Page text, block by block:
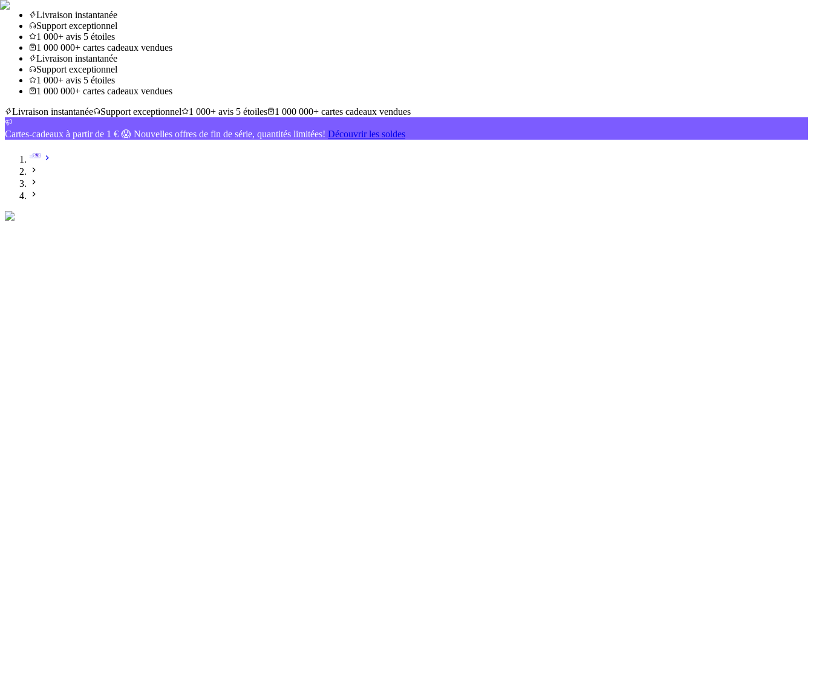
Livraison instantanée
Support exceptionnel
1 000+ avis 5 étoiles
1 000 000+ cartes cadeaux vendues
Livraison instantanée
Support exceptionnel
1 000+ avis 5 étoiles
1 000 000+ cartes cadeaux vendues
Livraison instantanée
Support exceptionnel 1 000+ avis 5 étoiles 1 000 000+ cartes cadeaux vendues
Cartes-cadeaux à partir de 1 € 😱 Nouvelles offres de fin de série, quantités limitées! Découvrir les soldes